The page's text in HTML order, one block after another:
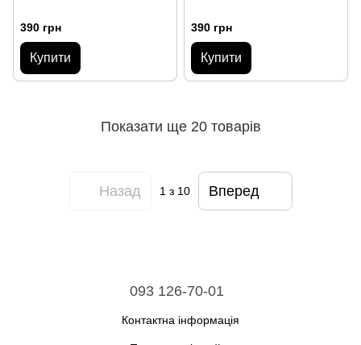
390 грн
Купити
390 грн
Купити
Показати ще 20 товарів
Назад 1з 10 Вперед
093 126-70-01
Контактна інформація